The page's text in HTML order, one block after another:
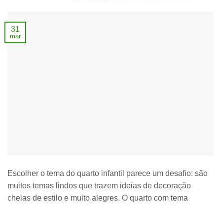
31
mar
Escolher o tema do quarto infantil parece um desafio: são
muitos temas lindos que trazem ideias de decoração
cheias de estilo e muito alegres. O quarto com tema